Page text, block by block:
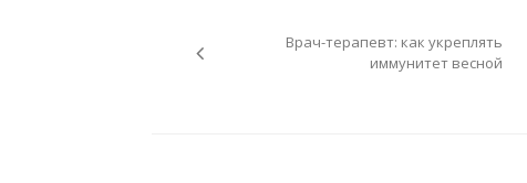
записям
Врач-терапевт: как укреплять
иммунитет весной